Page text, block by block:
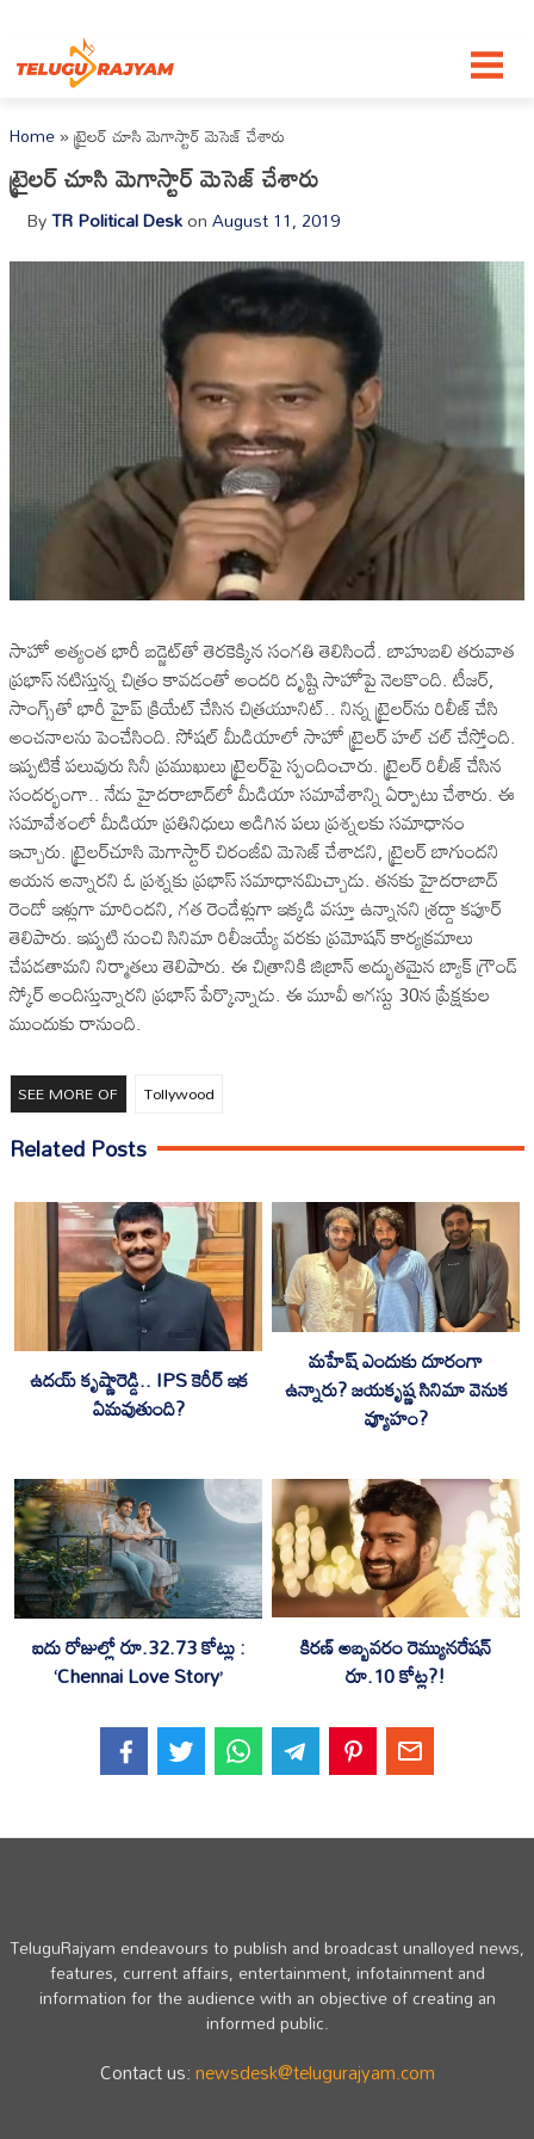
Home»ట్రైలర్‌ చూసి మెగాస్టార్‌ మెసెజ్‌ చేశారు
ట్రైలర్‌ చూసి మెగాస్టార్‌ మెసెజ్‌ చేశారు
ByTR Political DeskonAugust 11, 2019
సాహో అత్యంత భారీ బడ్జెట్‌తో తెరకెక్కిన సంగతి తెలిసిందే. బాహుబలి తరువాత
ప్రభాస్‌ నటిస్తున్న చిత్రం కావడంతో అందరి దృష్టి సాహోపై నెలకొంది. టీజర్‌,
సాంగ్స్‌తో భారీ హైప్‌ క్రియేట్‌ చేసిన చిత్రయూనిట్‌.. నిన్న ట్రైలర్‌ను రిలీజ్‌ చేసి
అంచనాలను పెంచేసింది. సోషల్‌ మీడియాలో సాహో ట్రైలర్‌ హల్‌ చల్‌ చేస్తోంది.
ఇప్పటికే పలువురు సినీ ప్రముఖులు ట్రైలర్‌పై స్పందించారు. ట్రైలర్‌ రిలీజ్‌ చేసిన
సందర్భంగా.. నేడు హైదరాబాద్‌లో మీడియా సమావేశాన్ని ఏర్పాటు చేశారు. ఈ
సమావేశంలో మీడియా ప్రతినిధులు అడిగిన పలు ప్రశ్నలకు సమాధానం
ఇచ్చారు. ట్రైలర్‌చూసి మెగాస్టార్‌ చిరంజీవి మెసెజ్‌ చేశాడని, ట్రైలర్‌ బాగుందని
ఆయన అన్నారని ఓ ప్రశ్నకు ప్రభాస్‌ సమాధానమిచ్చాడు. తనకు హైదరాబాద్‌
రెండో ఇళ్లుగా మారిందని, గత రెండేళ్లుగా ఇక్కడి వస్తూ ఉన్నానని శ్రద్దా కపూర్‌
తెలిపారు. ఇప్పటి నుంచి సినిమా రిలీజయ్యే వరకు ప్రమోషన్‌ కార్యక్రమాలు
చేపడతామని నిర్మాతలు తెలిపారు. ఈ చిత్రానికి జిబ్రాన్‌ అద్భుతమైన బ్యాక్‌ గ్రౌండ్‌
స్కోర్‌ అందిస్తున్నారని ప్రభాస్‌ పేర్కొన్నాడు. ఈ మూవీ ఆగస్టు 30న ప్రేక్షకుల
ముందుకు రానుంది.
SEE MORE OF Tollywood
Related Posts
ఉదయ్ కృష్ణారెడ్డి.. IPS కెరీర్ ఇక
ఏమవుతుంది?
మహేష్ ఎందుకు దూరంగా
ఉన్నారు? జయకృష్ణ సినిమా వెనుక
వ్యూహం?
ఐదు రోజుల్లో రూ.32.73 కోట్లు :
‘Chennai Love Story’
కిరణ్ అబ్బవరం రెమ్యునరేషన్
రూ.10 కోట్ల?!
TeluguRajyam endeavours to publish and broadcast unalloyed news,
features, current affairs, entertainment, infotainment and
information for the audience with an objective of creating an
informed public.
Contact us:newsdesk@telugurajyam.com